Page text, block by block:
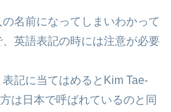
名前になってしまいわかって
英語表記の時には注意が必要
記に当てはめるとKim Tae-
は日本で呼ばれているのと同